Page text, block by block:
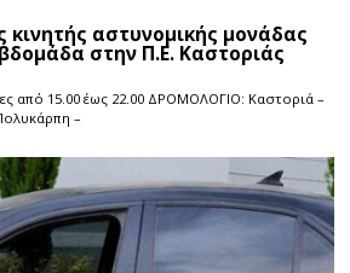
κινητής αστυνομικής μονάδας
στην Π.Ε. Καστοριάς
από 15.00 έως 22.00 ΔΡΟΜΟΛΟΓΙΟ: Καστοριά –
–